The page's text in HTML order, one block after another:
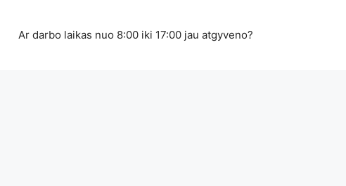
Ar darbo laikas nuo 8:00 iki 17:00 jau atgyveno?